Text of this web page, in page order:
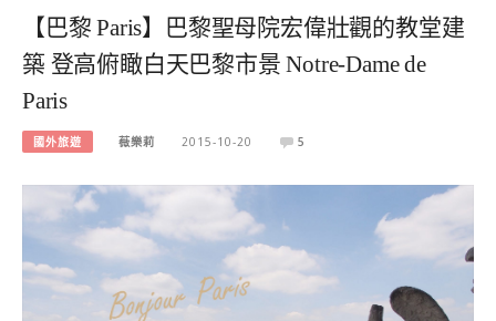
【巴黎 Paris】巴黎聖母院宏偉壯觀的教堂建
築 登高俯瞰白天巴黎市景 Notre-Dame de
Paris
國外旅遊 薇樂莉 2015-10-20 5